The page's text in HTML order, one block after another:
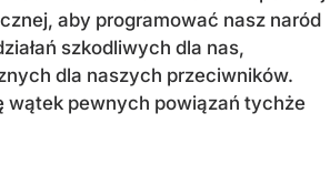
aby programować nasz naród
szkodliwych dla nas,
dla naszych przeciwników.
wątek pewnych powiązań tychże